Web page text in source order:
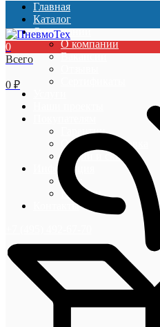
Главная
Каталог
О компании
О компании
Вакансии
Гарантии
Оплата и доставка
Акции и скидки
Информация
Блог
Новости
Контакты
0
Всего
0 ₽